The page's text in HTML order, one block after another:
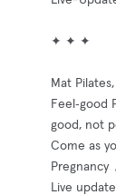
✦ ✦ ✦
Mat
Feel‑good
good, not
Come as
Live